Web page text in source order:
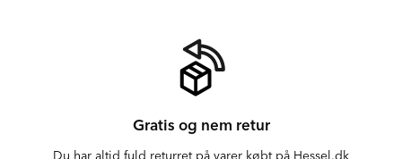
Gratis og nem retur
Du har altid fuld returret på varer købt på Hessel.dk